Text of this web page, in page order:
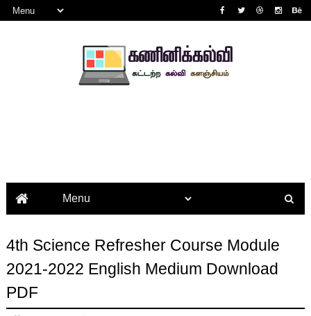
4th Science Refresher Course Module
2021-2022 English Medium Download
PDF